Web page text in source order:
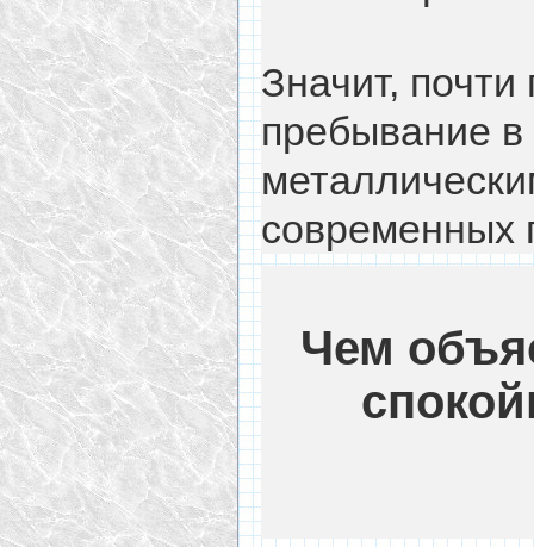
Значит,
пребывание
современных
Чем